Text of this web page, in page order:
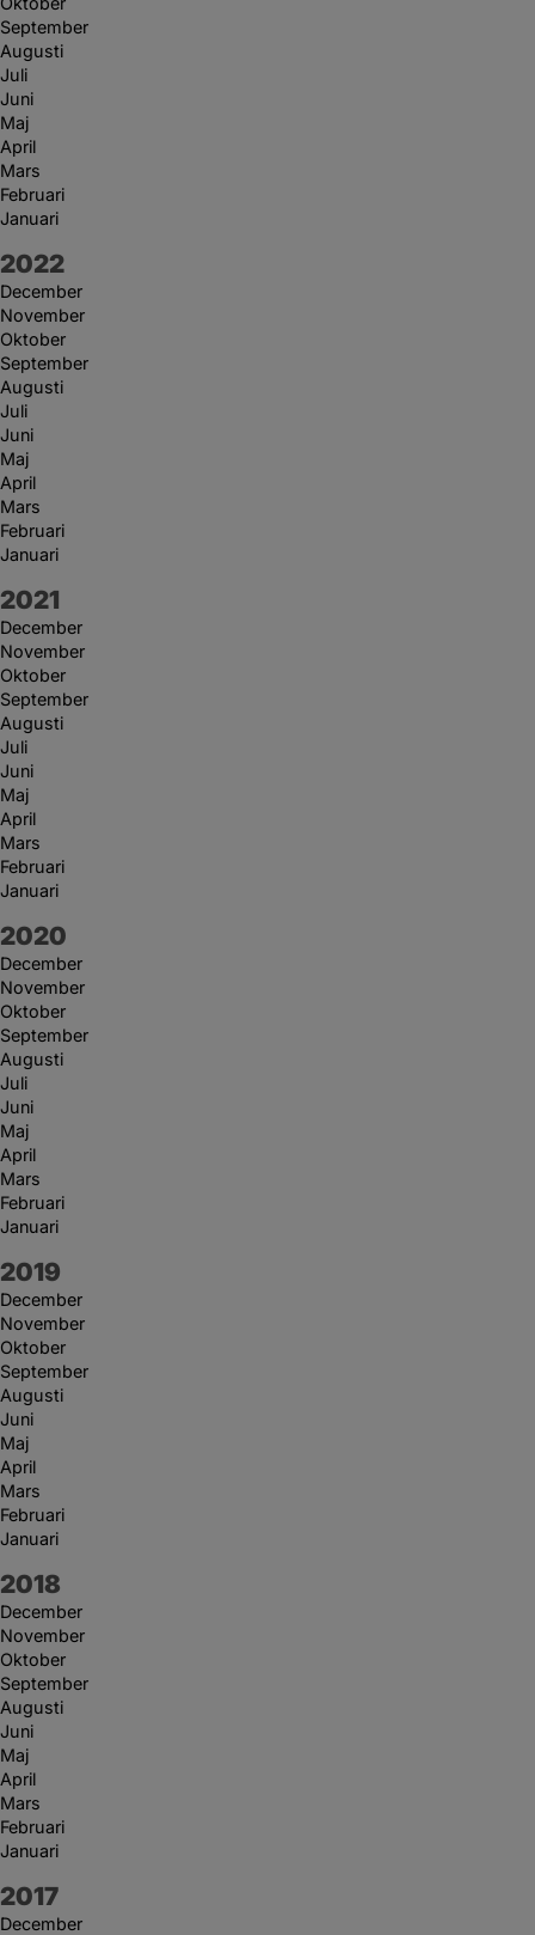
September
Augusti
Juli
Juni
Maj
April
Mars
Februari
Januari
År:
2022
December
November
Oktober
September
Augusti
Juli
Juni
Maj
April
Mars
Februari
Januari
År:
2021
December
November
Oktober
September
Augusti
Juli
Juni
Maj
April
Mars
Februari
Januari
År:
2020
December
November
Oktober
September
Augusti
Juli
Juni
Maj
April
Mars
Februari
Januari
År:
2019
December
November
Oktober
September
Augusti
Juni
Maj
April
Mars
Februari
Januari
År:
2018
December
November
Oktober
September
Augusti
Juni
Maj
April
Mars
Februari
Januari
År:
2017
December